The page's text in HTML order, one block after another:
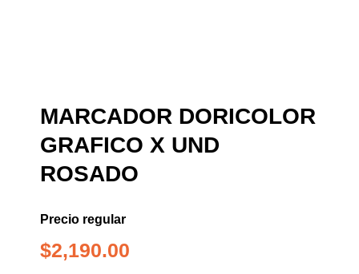
MARCADOR DORICOLOR
GRAFICO X UND
ROSADO
Precio regular
$2,190.00